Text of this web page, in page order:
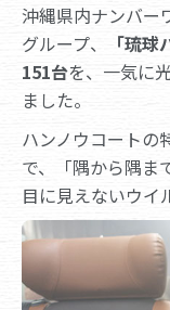
沖縄県内ナンバー
グループ、
「琉
151台を、一気に
ました。
ハンノウコートの
で、「隅から隅ま
目に見えないウイ